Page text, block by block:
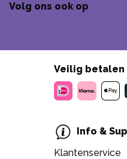
Volg ons ook op
Veilig betalen
Info &
Klantenservice